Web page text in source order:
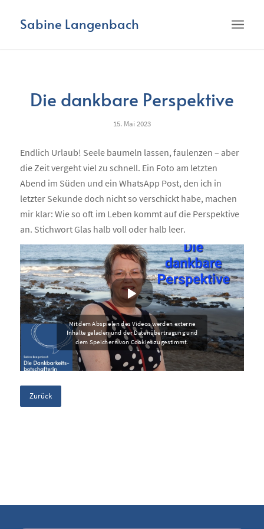
Sabine Langenbach
Die dankbare Perspektive
15. Mai 2023
Endlich Urlaub! Seele baumeln lassen, faulenzen – aber
die Zeit vergeht viel zu schnell. Ein Foto am letzten
Abend im Süden und ein WhatsApp Post, den ich in
letzter Sekunde doch nicht so verschickt habe, machen
mir klar: Wie so oft im Leben kommt auf die Perspektive
an. Stichwort Glas halb voll oder halb leer.
Zurück